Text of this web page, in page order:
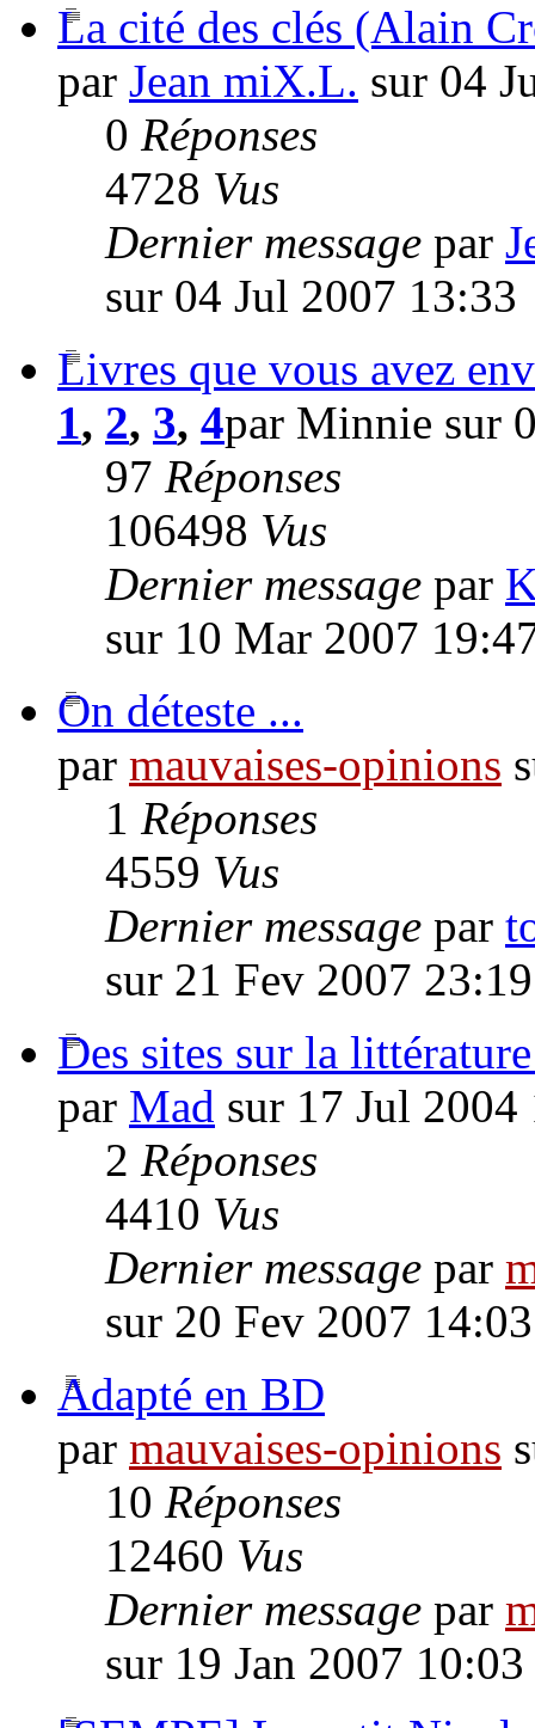
La cité des clés (Alain
par Jean miX.L. sur 04
0 Réponses
4728 Vus
Dernier message par
sur 04 Jul 2007 13:33
Livres que vous avez
1, 2, 3, 4par Minnie sur
97 Réponses
106498 Vus
Dernier message par
sur 10 Mar 2007
On déteste ...
par mauvaises-opinions
1 Réponses
4559 Vus
Dernier message par
sur 21 Fev 2007 23:19
Des sites sur la
par Mad sur 17 Jul 2004
2 Réponses
4410 Vus
Dernier message par
sur 20 Fev 2007 14:03
Adapté en BD
par mauvaises-opinions
10 Réponses
12460 Vus
Dernier message par
sur 19 Jan 2007 10:03